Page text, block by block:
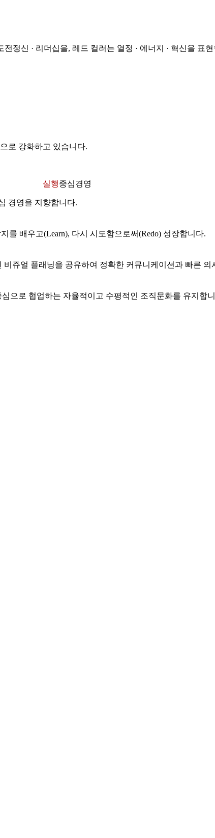
정신 · 리더십을, 레드 컬러는 열정 · 에너지 · 혁신을 표
로 강화하고 있습니다.
실행중심경영
경영을 지향합니다.
를 배우고(Learn), 다시 시도함으로써(Redo) 성장합니다.
쥬얼 플래닝을 공유하여 정확한 커뮤니케이션과 빠른 의
으로 협업하는 자율적이고 수평적인 조직문화를 유지합